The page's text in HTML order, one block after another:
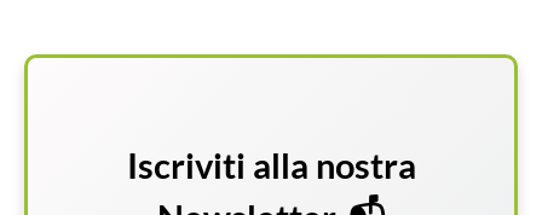
Iscriviti alla nostra